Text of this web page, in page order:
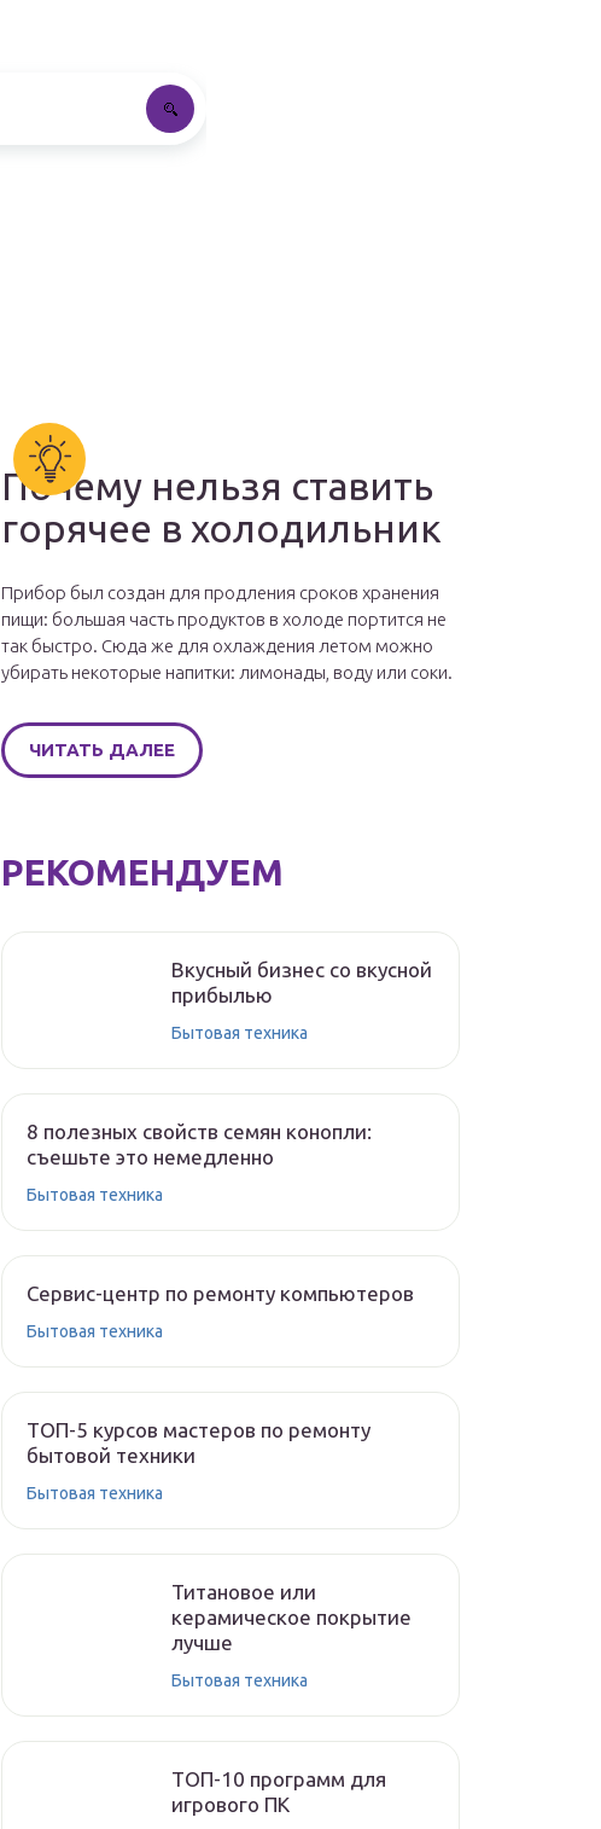
Почему нельзя ставить
горячее в холодильник
Прибор был создан для продления сроков хранения
пищи: большая часть продуктов в холоде портится не
так быстро. Сюда же для охлаждения летом можно
убирать некоторые напитки: лимонады, воду или соки.
ЧИТАТЬ ДАЛЕЕ
РЕКОМЕНДУЕМ
Вкусный бизнес со вкусной
прибылью
Бытовая техника
8 полезных свойств семян конопли:
съешьте это немедленно
Бытовая техника
Сервис-центр по ремонту компьютеров
Бытовая техника
ТОП-5 курсов мастеров по ремонту
бытовой техники
Бытовая техника
Титановое или
керамическое покрытие
лучше
Бытовая техника
ТОП-10 программ для
игрового ПК